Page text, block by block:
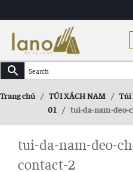
Trang chủ / TÚI XÁCH NAM / Túi
01
/ tui-da-nam-deo-
tui-da-nam-deo-
contact-2